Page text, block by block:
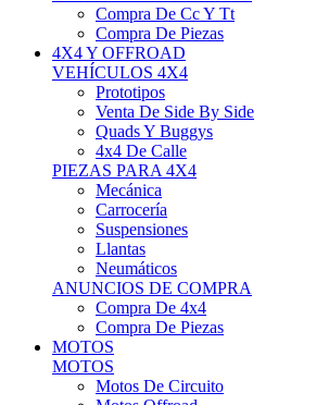
Compra De Cc Y Tt
Compra De Piezas
4X4 Y OFFROAD
VEHÍCULOS 4X4
Prototipos
Venta De Side By Side
Quads Y Buggys
4x4 De Calle
PIEZAS PARA 4X4
Mecánica
Carrocería
Suspensiones
Llantas
Neumáticos
ANUNCIOS DE COMPRA
Compra De 4x4
Compra De Piezas
MOTOS
MOTOS
Motos De Circuito